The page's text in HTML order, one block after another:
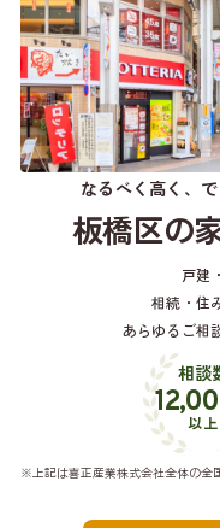
なるべく高く、
板橋区の
戸建
相続・住
あらゆるご相
相談
以上
※上記は喜正産業株式会社全体の全